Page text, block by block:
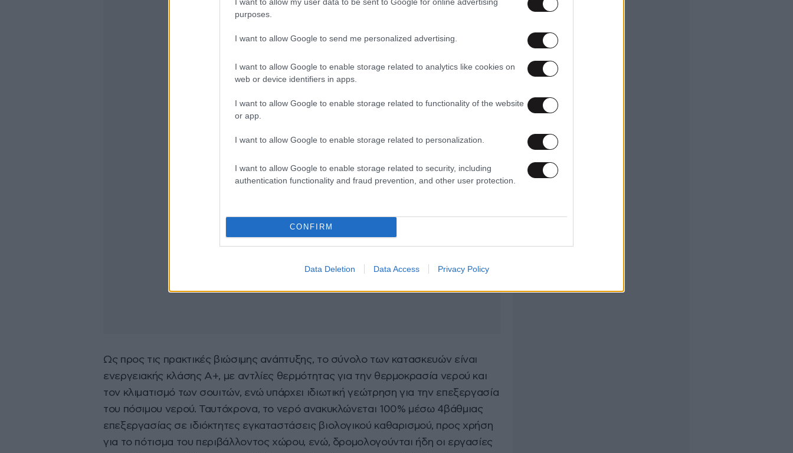
purposes.
I want to allow Google to send me personalized advertising.
I want to allow Google to enable storage related to analytics like cookies on
web or device identifiers in apps.
I want to allow Google to enable storage related to functionality of the website
or app.
I want to allow Google to enable storage related to personalization.
I want to allow Google to enable storage related to security, including
authentication functionality and fraud prevention, and other user protection.
CONFIRM
Data Deletion Data Access Privacy Policy
Ως προς τις πρακτικές βιώσιμης ανάπτυξης, το σύνολο των κατασκευών είναι
ενεργειακής κλάσης Α+, με αντλίες θερμότητας για την θερμοκρασία νερού και
τον κλιματισμό των σουιτών, ενώ υπάρχει ιδιωτική γεώτρηση για την επεξεργασία
του πόσιμου νερού. Ταυτόχρονα, το νερό ανακυκλώνεται 100% μέσω 4βάθμιας
επεξεργασίας σε ιδιόκτητες εγκαταστάσεις βιολογικού καθαρισμού, προς χρήση
για το πότισμα του περιβάλλοντος χώρου, ενώ, δρομολογούνται ήδη οι εργασίες